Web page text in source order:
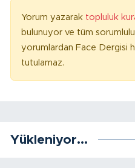
Yorum yazarak topluluk
bulunuyor ve tüm
yorumlardan Face Dergisi
tutulamaz.
Yükleniyor...